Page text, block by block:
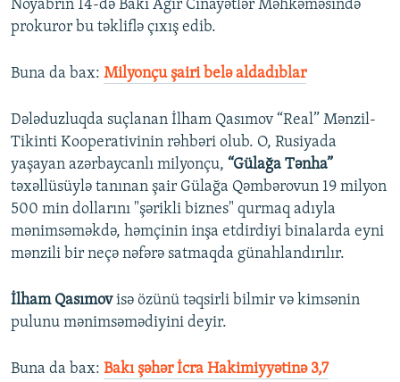
Noyabrın 14-də Bakı Ağır Cinayətlər Məhkəməsində
prokuror bu təkliflə çıxış edib.
Buna da bax:​ Milyonçu şairi belə aldadıblar
Dələduzluqda suçlanan İlham Qasımov “Real” Mənzil-
Tikinti Kooperativinin rəhbəri olub. O, Rusiyada
yaşayan azərbaycanlı milyonçu, “Gülağa Tənha”
təxəllüsüylə tanınan şair Gülağa Qəmbərovun 19 milyon
500 min dollarını "şərikli biznes" qurmaq adıyla
mənimsəməkdə, həmçinin inşa etdirdiyi binalarda eyni
mənzili bir neçə nəfərə satmaqda günahlandırılır.
İlham Qasımovisə özünü təqsirli bilmir və kimsənin
pulunu mənimsəmədiyini deyir.
Buna da bax: Bakı şəhər İcra Hakimiyyətinə 3,7